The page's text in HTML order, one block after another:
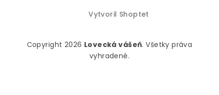
Vytvoril Shoptet
Copyright 2026 Lovecká vášeň. Všetky práva
vyhradené.